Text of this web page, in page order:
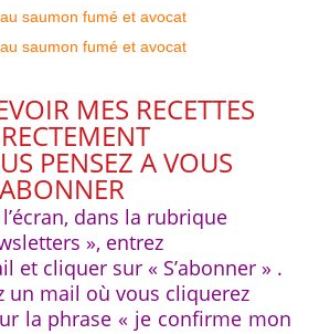
MES RECETTES
PENSEZ A VOUS
ABONNER
dans la rubrique
», entrez
et cliquer sur « S’abonner » .
un mail où vous cliquerez
« je confirme mon